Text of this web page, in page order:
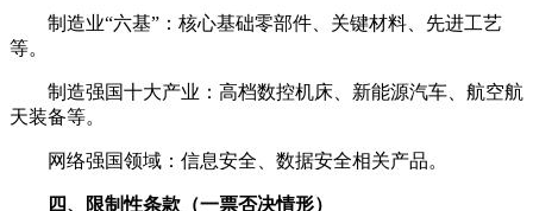
制造业“六基”：核心基础零部件、关键材料、先进工艺
等。
制造强国十大产业：高档数控机床、新能源汽车、航空航
天装备等。
网络强国领域：信息安全、数据安全相关产品。
四、限制性条款（一票否决情形）